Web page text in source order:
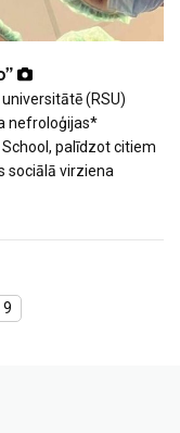
(RSU)
nefroloģijas*
palīdzot citiem
sociālā virziena
9